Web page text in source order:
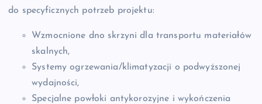
do specyficznych potrzeb projektu:
Wzmocnione dno skrzyni dla transportu materiałów
skalnych,
Systemy ogrzewania/klimatyzacji o podwyższonej
wydajności,
Specjalne powłoki antykorozyjne i wykończenia